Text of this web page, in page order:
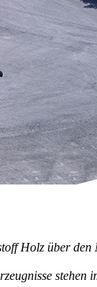
Holz über
stehen